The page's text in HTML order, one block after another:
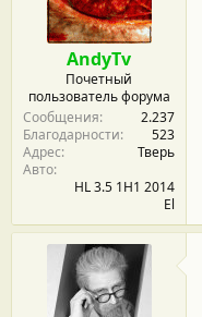
AndyTv
Почетный
пользователь форума
Сообщения
2.237
Благодарности
523
Адрес
Тверь
Авто
HL 3.5 1H1 2014
El